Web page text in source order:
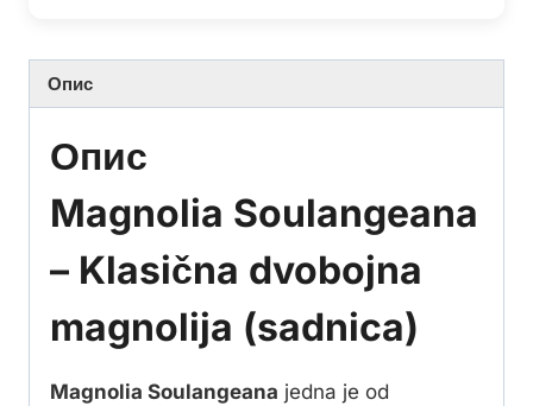
Опис
Опис
Magnolia Soulangeana
– Klasična dvobojna
magnolija (sadnica)
Magnolia Soulangeana jedna je od